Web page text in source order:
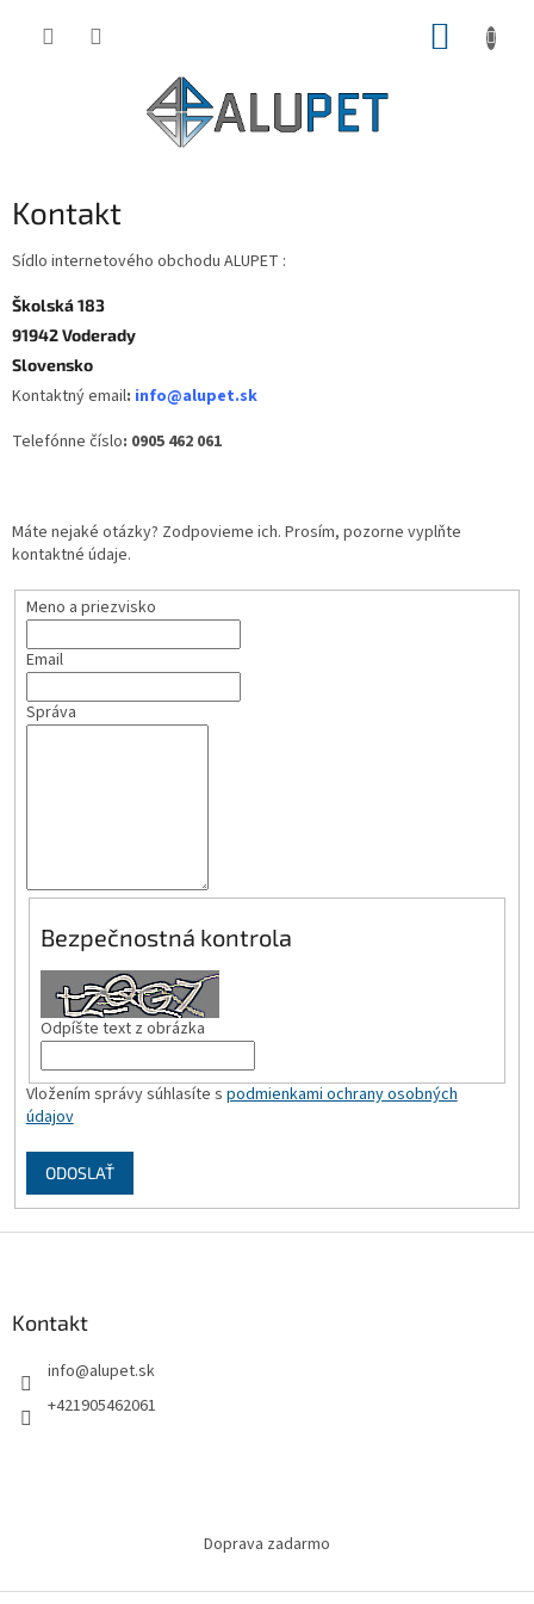
Kontakt
Sídlo internetového obchodu ALUPET :
Školská 183
91942 Voderady
Slovensko
Kontaktný email: info@alupet.sk
Telefónne číslo: 0905 462 061
Máte nejaké otázky? Zodpovieme ich. Prosím, pozorne vyplňte
kontaktné údaje.
Meno a priezvisko
Email
Správa
Bezpečnostná kontrola
Odpíšte text z obrázka
Vložením správy súhlasíte s podmienkami ochrany osobných
údajov
ODOSLAŤ
Kontakt
info@alupet.sk
+421905462061
Doprava zadarmo